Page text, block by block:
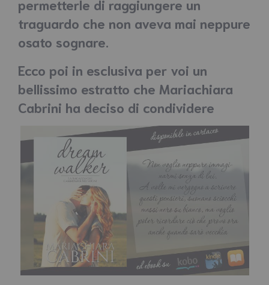
permetterle di raggiungere un
traguardo che non aveva mai neppure
osato sognare.
Ecco poi in esclusiva per voi un
bellissimo estratto che Mariachiara
Cabrini ha deciso di condividere